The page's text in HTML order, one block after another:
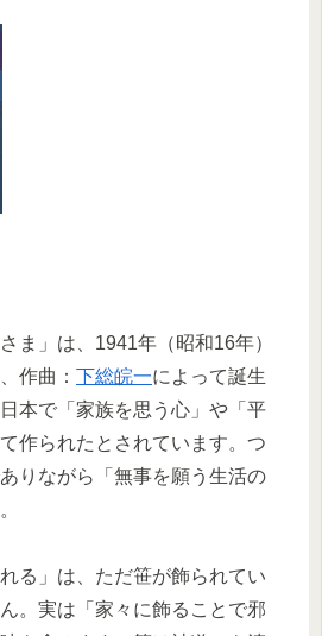
ま」は、1941年（昭和16年）
、作曲： 下総皖一によって誕生
本で「家族を思う心」や「平
作られたとされています。つ
りながら「無事を願う生活の
る」は、ただ笹が飾られてい
。実は「家々に飾ることで邪